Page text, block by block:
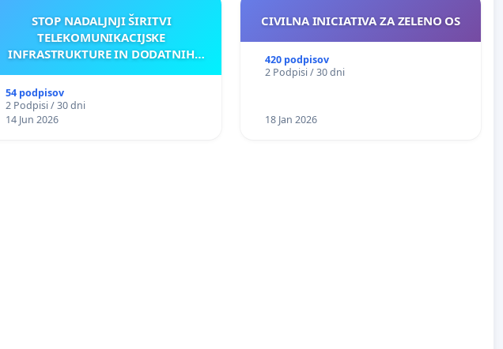
STOP NADALJNJI ŠIRITVI
TELEKOMUNIKACIJSKE
INFRASTRUKTURE IN DODATNIH
54 podpisov
2 Podpisi / 30 dni
14 Jun 2026
CIVILNA INICIATIVA ZA ZELENO OS
420 podpisov
2 Podpisi / 30 dni
18 Jan 2026